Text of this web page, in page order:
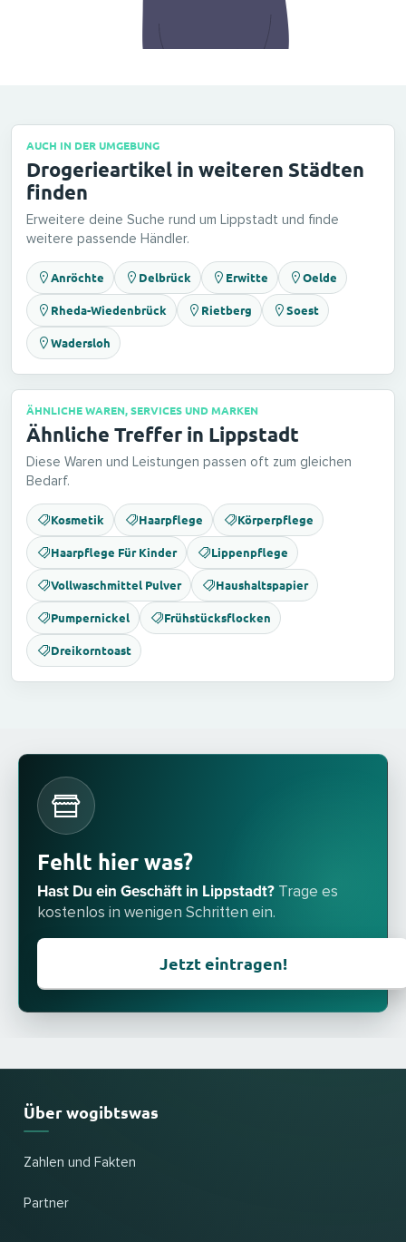
AUCH IN DER UMGEBUNG
Drogerieartikel in weiteren Städten
finden
Erweitere deine Suche rund um Lippstadt und finde
weitere passende Händler.
Anröchte Delbrück Erwitte Oelde
Rheda-Wiedenbrück Rietberg Soest
Wadersloh
ÄHNLICHE WAREN, SERVICES UND MARKEN
Ähnliche Treffer in Lippstadt
Diese Waren und Leistungen passen oft zum gleichen
Bedarf.
Kosmetik Haarpflege Körperpflege
Haarpflege Für Kinder Lippenpflege
Vollwaschmittel Pulver Haushaltspapier
Pumpernickel Frühstücksflocken
Dreikorntoast
Fehlt hier was?
Hast Du ein Geschäft in Lippstadt? Trage es
kostenlos in wenigen Schritten ein.
Jetzt eintragen!
Über wogibtswas
Zahlen und Fakten
Partner